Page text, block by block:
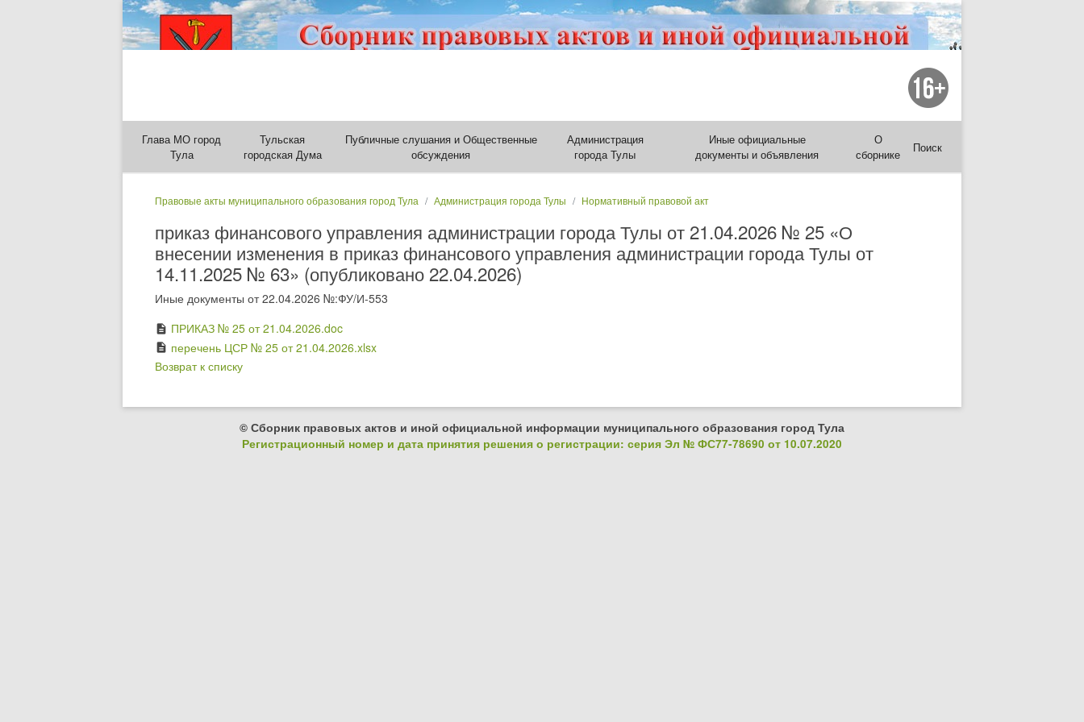
Глава МО город
Тула
Тульская
городская Дума
Публичные слушания и Общественные
обсуждения
Администрация
города Тулы
Иные официальные
документы и объявления
О
сборнике
Поиск
Правовые акты муниципального образования город Тула Администрация города Тулы Нормативный правовой акт
приказ финансового управления администрации города Тулы от 21.04.2026 № 25 «О
внесении изменения в приказ финансового управления администрации города Тулы от
14.11.2025 № 63» (опубликовано 22.04.2026)
Иные документы от 22.04.2026 №:ФУ/И-553
description ПРИКАЗ № 25 от 21.04.2026.doc
description перечень ЦСР № 25 от 21.04.2026.xlsx
Возврат к списку
© Сборник правовых актов и иной официальной информации муниципального образования город Тула
Регистрационный номер и дата принятия решения о регистрации: серия Эл № ФС77-78690 от 10.07.2020